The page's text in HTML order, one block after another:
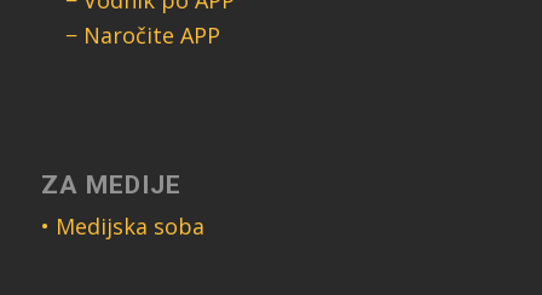
− Naročite APP
ZA MEDIJE
• Medijska soba